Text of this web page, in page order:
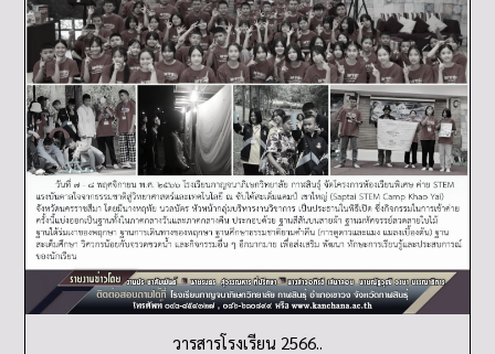
วารสารโรงเรียน 2566..